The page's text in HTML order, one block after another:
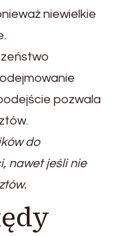
niewielkie
pozwala
do
nawet jeśli nie